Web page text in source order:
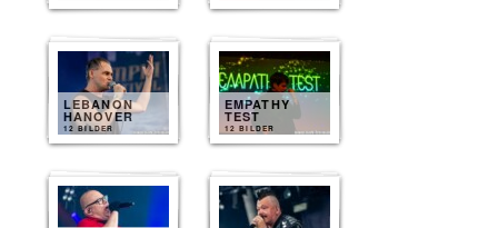
LEBANON
HANOVER
12 BILDER
EMPATHY
TEST
12 BILDER